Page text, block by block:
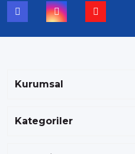
Kurumsal
Kategoriler